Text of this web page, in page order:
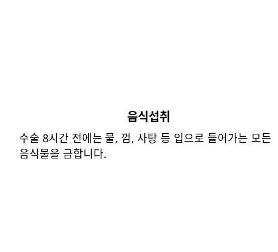
음식섭취
수술 8시간 전에는 물, 껌, 사탕 등 입으로 들어가는 모든
음식물을 금합니다.